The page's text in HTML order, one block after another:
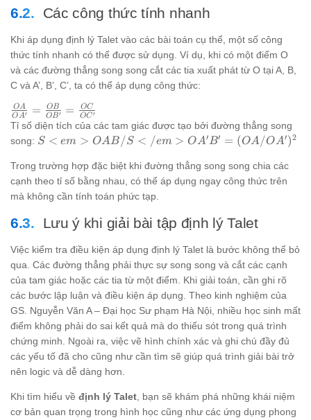
Các công thức tính nhanh
Khi áp dụng định lý Talet vào các bài toán cụ thể, một số công
thức tính nhanh có thể được sử dụng. Ví dụ, khi có một điểm O
và các đường thẳng song song cắt các tia xuất phát từ O tại A, B,
C và A’, B’, C’, ta có thể áp dụng công thức:
\frac{OA}
{OA'} =
\frac{OB}
\frac{OC}
{OC'}
OA′
OA = OB′
OB = OC′
OC
Tỉ số diện tích của các tam giác được tạo bởi đường thẳng song
song: S<em>
S</em>
{OA'B'} =
(OA/OA')^2
S < em > OAB/S < /em > OA′B′ = (OA/OA′)2
Trong trường hợp đặc biệt khi đường thẳng song song chia các
cạnh theo tỉ số bằng nhau, có thể áp dụng ngay công thức trên
mà không cần tính toán phức tạp.
Lưu ý khi giải bài tập định lý Talet
Việc kiểm tra điều kiện áp dụng định lý Talet là bước không thể bỏ
qua. Các đường thẳng phải thực sự song song và cắt các cạnh
của tam giác hoặc các tia từ một điểm. Khi giải toán, cần ghi rõ
các bước lập luận và điều kiện áp dụng. Theo kinh nghiệm của
GS. Nguyễn Văn A – Đại học Sư phạm Hà Nội, nhiều học sinh mất
điểm không phải do sai kết quả mà do thiếu sót trong quá trình
chứng minh. Ngoài ra, việc vẽ hình chính xác và ghi chú đầy đủ
các yếu tố đã cho cũng như cần tìm sẽ giúp quá trình giải bài trở
nên logic và dễ dàng hơn.
Khi tìm hiểu về định lý Talet, bạn sẽ khám phá những khái niệm
cơ bản quan trọng trong hình học cũng như các ứng dụng phong